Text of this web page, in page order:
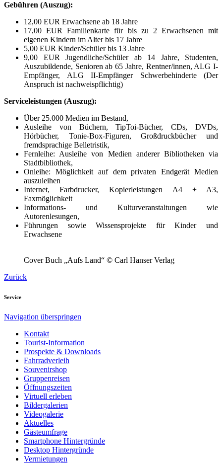
Gebühren (Auszug):
12,00 EUR Erwachsene ab 18 Jahre
17,00 EUR Familienkarte für bis zu 2 Erwachsenen mit
eigenen Kindern im Alter bis 17 Jahre
5,00 EUR Kinder/Schüler bis 13 Jahre
9,00 EUR Jugendliche/Schüler ab 14 Jahre, Studenten,
Auszubildende, Senioren ab 65 Jahre, Rentner/innen, ALG I-
Empfänger, ALG II-Empfänger Schwerbehinderte (Der
Anspruch ist nachweispflichtig)
Serviceleistungen (Auszug):
Über 25.000 Medien im Bestand,
Ausleihe von Büchern, TipToi-Bücher, CDs, DVDs,
Hörbücher, Tonie-Box-Figuren, Großdruckbücher und
fremdsprachige Belletristik,
Fernleihe: Ausleihe von Medien anderer Bibliotheken via
Stadtbibliothek,
Onleihe: Möglichkeit auf dem privaten Endgerät Medien
auszuleihen
Internet, Farbdrucker, Kopierleistungen A4 + A3,
Faxmöglichkeit
Informations- und Kulturveranstaltungen wie
Autorenlesungen,
Führungen sowie Wissensprojekte für Kinder und
Erwachsene
Cover Buch „Aufs Land“ © Carl Hanser Verlag
Zurück
Service
Navigation überspringen
Kontakt
Tourist-Information
Prospekte & Downloads
Fahrradverleih
Souvenirshop
Gruppenreisen
Öffnungszeiten
Virtuell erleben
Bildergalerien
Videogalerie
Aktuelles
Gästeumfrage
Smartphone Hintergründe
Desktop Hintergründe
Vermietungen